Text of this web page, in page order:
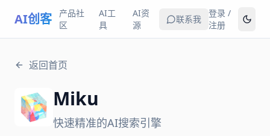
AI创客
产品社
区
AI工
具
AI资
源
联系我
登录 /
注册
返回首页
Miku
快速精准的AI搜索引擎